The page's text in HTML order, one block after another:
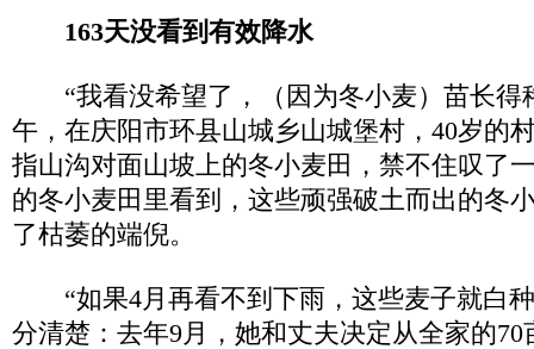
163天没看到有效降水
“我看没希望了，（因为冬小麦）苗长得
午，在庆阳市环县山城乡山城堡村，40岁的
指山沟对面山坡上的冬小麦田，禁不住叹了
的冬小麦田里看到，这些顽强破土而出的冬
了枯萎的端倪。
“如果4月再看不到下雨，这些麦子就白种
分清楚：去年9月，她和丈夫决定从全家的70